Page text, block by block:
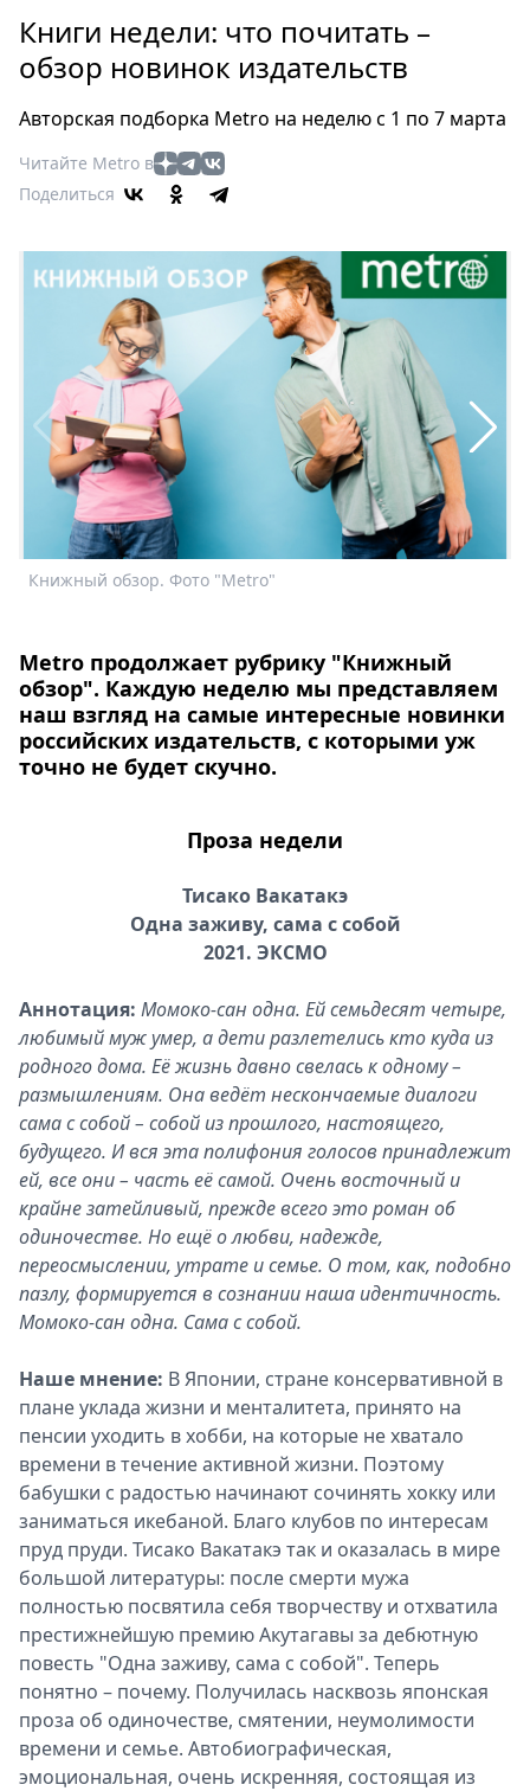
Россия
Мир
Еда
Туризм
Мода
Кино
Афиша
Книги
Выставки
Пресс-
релизы
О
Metro
Стримы
Спецпроекты
Звезды
Скачай
Metro
Книги недели: что почитать –
обзор новинок издательств
Авторская подборка Metro на неделю с 1 по 7 марта
Читайте Metro в
Поделиться
Книжный обзор. Фото "Metro"
Metro продолжает рубрику "Книжный
обзор". Каждую неделю мы представляем
наш взгляд на самые интересные новинки
российских издательств, с которыми уж
точно не будет скучно.
Проза недели
Тисако Вакатакэ
Одна заживу, сама с собой
2021. ЭКСМО
Аннотация: Момоко-сан одна. Ей семьдесят четыре,
любимый муж умер, а дети разлетелись кто куда из
родного дома. Её жизнь давно свелась к одному –
размышлениям. Она ведёт нескончаемые диалоги
сама с собой – собой из прошлого, настоящего,
будущего. И вся эта полифония голосов принадлежит
ей, все они – часть её самой. Очень восточный и
крайне затейливый, прежде всего это роман об
одиночестве. Но ещё о любви, надежде,
переосмыслении, утрате и семье. О том, как, подобно
пазлу, формируется в сознании наша идентичность.
Момоко-сан одна. Сама с собой.
Наше мнение: В Японии, стране консервативной в
плане уклада жизни и менталитета, принято на
пенсии уходить в хобби, на которые не хватало
времени в течение активной жизни. Поэтому
бабушки с радостью начинают сочинять хокку или
заниматься икебаной. Благо клубов по интересам
пруд пруди. Тисако Вакатакэ так и оказалась в мире
большой литературы: после смерти мужа
полностью посвятила себя творчеству и отхватила
престижнейшую премию Акутагавы за дебютную
повесть "Одна заживу, сама с собой". Теперь
понятно – почему. Получилась насквозь японская
проза об одиночестве, смятении, неумолимости
времени и семье. Автобиографическая,
эмоциональная, очень искренняя, состоящая из